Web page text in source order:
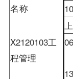
名称
10
X2120103工
程管理